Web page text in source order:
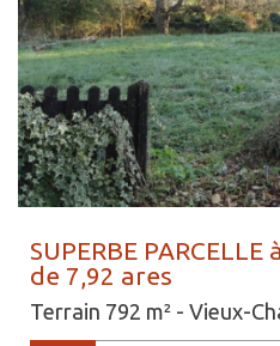
SUPERBE PARCELLE
de 7,92 ares
Terrain 792 m² - Vieux-